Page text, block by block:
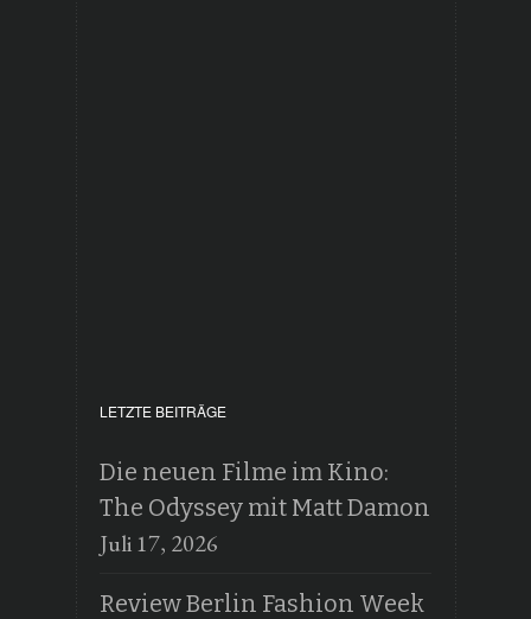
LETZTE BEITRÄGE
Die neuen Filme im Kino:
The Odyssey mit Matt Damon
Juli 17, 2026
Review Berlin Fashion Week